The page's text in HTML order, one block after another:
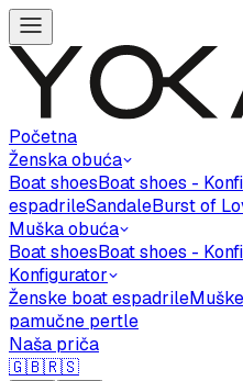
Početna
Ženska obuća
Boat shoesBoat shoes -
espadrileSandaleBurst of
Muška obuća
Boat shoesBoat shoes -
Konfigurator
Ženske boat espadrile
pamučne pertle
Naša priča
🇬🇧🇷🇸